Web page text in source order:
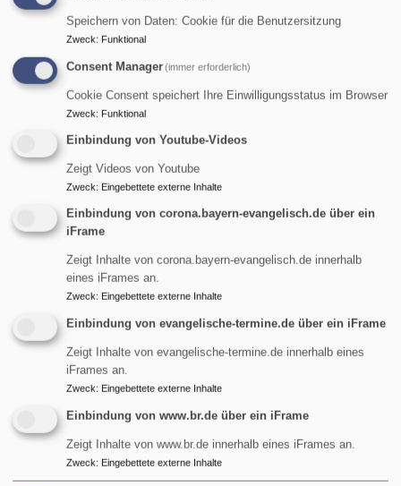
Schweizer Autorin Annette Hug stellt diese reale
Tell in Manila" in den Mittelpunkt.
Weiterlesen
über
Literaturgespräche:
Annette
Hug
-
Tell
in
Manila"
Verbindendes in der Fastenzeit
2026 . .
elkb
Fastenzeit und der
am selben Tag: Mittwoch, 18. Februar 2026. Auch die
Fastenzeit der Bahá’í fällt in diesen Zeitraum (2.–21.
März 2026). Bereits am 11. und 12. Februar haben
Alevitinnen und Aleviten ihre Hizir-Fastentage gehalten.
Weiterlesen
Verbindendes
in
Speichern von Daten: Cookie für die Benutzersitzung
Zweck: Funktional
Consent Manager(immer erforderlich)
Cookie Consent speichert Ihre Einwilligungsstatus im Browser
Zweck: Funktional
Einbindung von Youtube-Videos
Zeigt Videos von Youtube
Zweck: Eingebettete externe Inhalte
Einbindung von corona.bayern-evangelisch.de über ein
iFrame
Zeigt Inhalte von corona.bayern-evangelisch.de innerhalb
eines iFrames an.
Zweck: Eingebettete externe Inhalte
Einbindung von evangelische-termine.de über ein iFrame
Zeigt Inhalte von evangelische-termine.de innerhalb eines
iFrames an.
Zweck: Eingebettete externe Inhalte
Einbindung von www.br.de über ein iFrame
Zeigt Inhalte von www.br.de innerhalb eines iFrames an.
Zweck: Eingebettete externe Inhalte